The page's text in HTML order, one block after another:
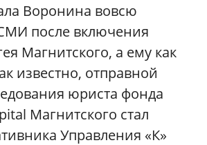
Воронина вовсю
после включения
Магнитского, а ему как
известно, отправной
юриста фонда
Магнитского стал
Управления «К»